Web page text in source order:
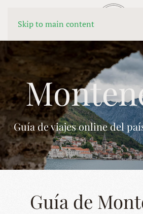
Skip to main content
MENÚ
Guía de viajes online del
Guía de